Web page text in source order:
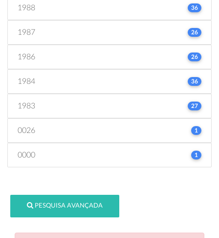
1988 36
1987 26
1986 26
1984 36
1983 27
0026 1
0000 1
PESQUISA AVANÇADA